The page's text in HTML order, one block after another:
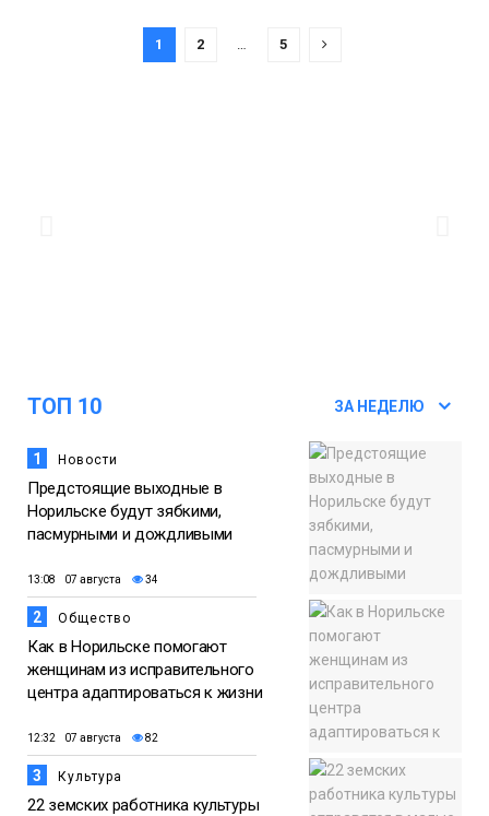
1 2 5
ТОП 10 ЗА НЕДЕЛЮ
1 Новости
Предстоящие выходные в
Норильске будут зябкими,
пасмурными и дождливыми
13:08 07 августа 34
2 Общество
Как в Норильске помогают
женщинам из исправительного
центра адаптироваться к жизни
12:32 07 августа 82
3 Культура
22 земских работника культуры